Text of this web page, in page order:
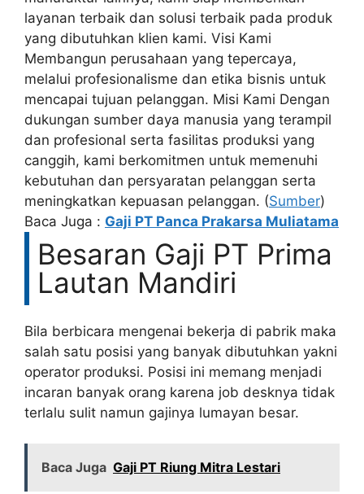
layanan terbaik dan solusi terbaik pada produk
yang dibutuhkan klien kami. Visi Kami
Membangun perusahaan yang tepercaya,
melalui profesionalisme dan etika bisnis untuk
mencapai tujuan pelanggan. Misi Kami Dengan
dukungan sumber daya manusia yang terampil
dan profesional serta fasilitas produksi yang
canggih, kami berkomitmen untuk memenuhi
kebutuhan dan persyaratan pelanggan serta
meningkatkan kepuasan pelanggan. (Sumber)
Baca Juga : Gaji PT Panca Prakarsa Muliatama
Besaran Gaji PT Prima
Lautan Mandiri
Bila berbicara mengenai bekerja di pabrik maka
salah satu posisi yang banyak dibutuhkan yakni
operator produksi. Posisi ini memang menjadi
incaran banyak orang karena job desknya tidak
terlalu sulit namun gajinya lumayan besar.
Baca Juga Gaji PT Riung Mitra Lestari